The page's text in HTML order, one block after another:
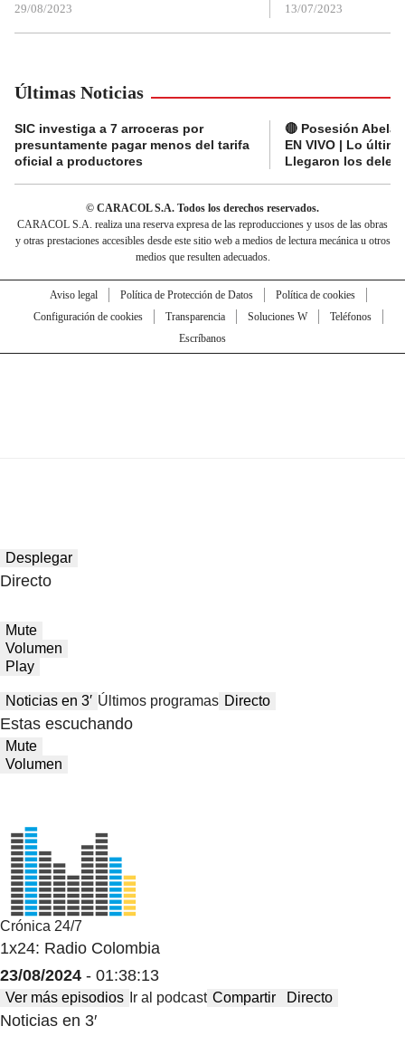
29/08/2023 13/07/2023
Últimas Noticias
SIC investiga a 7 arroceras por
presuntamente pagar menos del tarifa
oficial a productores
🔴 Posesión
EN VIVO | Lo
Llegaron los
© CARACOL S.A. Todos los derechos reservados.
CARACOL S.A. realiza una reserva expresa de las reproducciones y usos de las obras
y otras prestaciones accesibles desde este sitio web a medios de lectura mecánica u otros
medios que resulten adecuados.
Aviso legal Política de Protección de Datos
Política de cookies
Configuración de cookies
Transparencia Soluciones W
Teléfonos
Escríbanos
Desplegar
Directo
Mute
Volumen
Play
Noticias en 3′ Últimos programas Directo
Estas escuchando
Mute
Volumen
Crónica 24/7
1x24: Radio Colombia
23/08/2024 - 01:38:13
Ver más episodios Ir al podcast Compartir Directo
Noticias en 3′